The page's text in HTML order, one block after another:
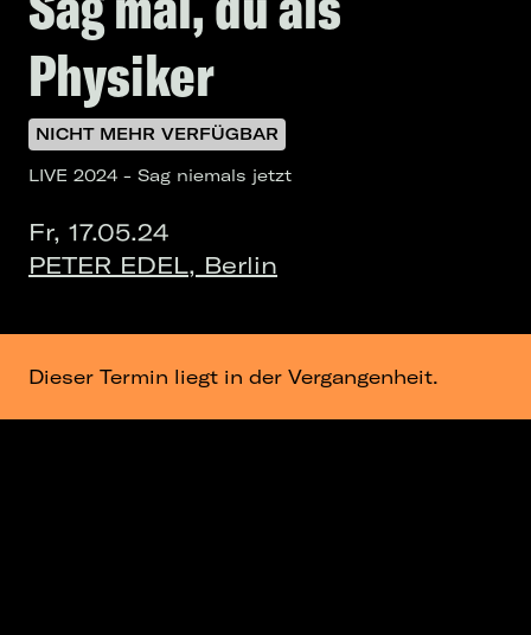
Physiker
NICHT MEHR VERFÜGBAR
LIVE 2024 - Sag niemals jetzt
Fr, 17.05.24
PETER EDEL, Berlin
Dieser Termin liegt in der Vergangenheit.